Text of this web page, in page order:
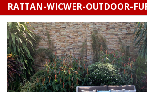
RATTAN-WICWER-OUTDOOR-